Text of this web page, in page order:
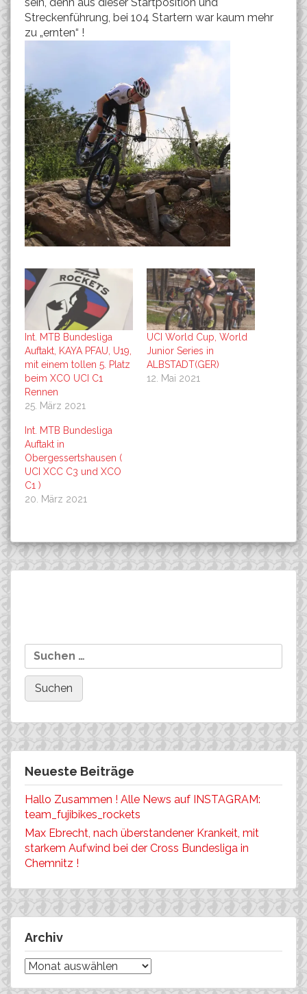
Streckenführung, bei 104 Startern war kaum mehr
zu „ernten“ !
Int. MTB Bundesliga
Auftakt, KAYA PFAU, U19,
mit einem tollen 5. Platz
beim XCO UCI C1
Rennen
25. März 2021
UCI World Cup, World
Junior Series in
ALBSTADT(GER)
12. Mai 2021
Int. MTB Bundesliga
Auftakt in
Obergessertshausen (
UCI XCC C3 und XCO
C1 )
20. März 2021
Neueste Beiträge
Hallo Zusammen ! Alle News auf INSTAGRAM:
team_fujibikes_rockets
Max Ebrecht, nach überstandener Krankeit, mit
starkem Aufwind bei der Cross Bundesliga in
Chemnitz !
Archiv
Archiv